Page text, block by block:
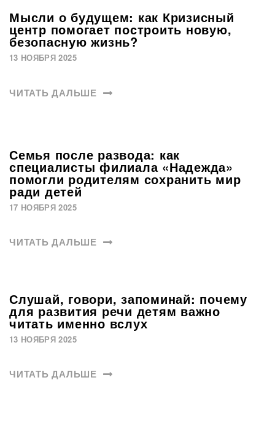
Мысли о будущем: как Кризисный
центр помогает построить новую,
безопасную жизнь?
13 НОЯБРЯ 2025
ЧИТАТЬ ДАЛЬШЕ
Семья после развода: как
специалисты филиала «Надежда»
помогли родителям сохранить мир
ради детей
17 НОЯБРЯ 2025
ЧИТАТЬ ДАЛЬШЕ
Слушай, говори, запоминай: почему
для развития речи детям важно
читать именно вслух
13 НОЯБРЯ 2025
ЧИТАТЬ ДАЛЬШЕ